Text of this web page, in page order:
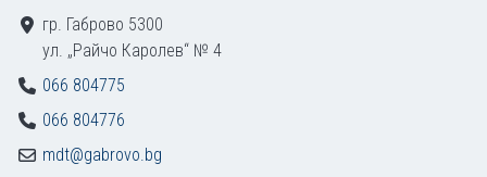
гр. Габрово 5300
ул. „Райчо Каролев“ № 4
066 804775
066 804776
mdt@gabrovo.bg